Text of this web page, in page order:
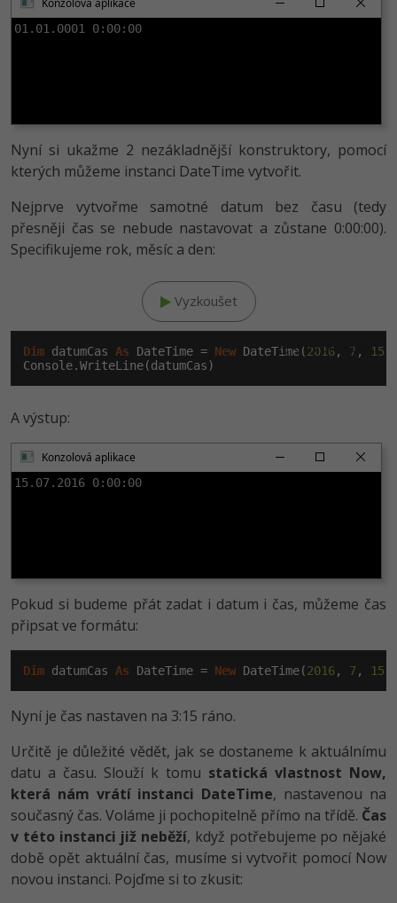
Kryptoměny -25%
Copywriting -30%
MS Office -80%
Google Dokumenty
Time management
Windows
Kybernetická bezpečnost
Adobe XD
Blender -80%
Inkscape
Fotografování -80%
Video
Konzolová aplikace
01.01.0001 0:00:00
Nyní si ukažme 2 nezákladnější konstruktory, pomocí
kterých můžeme instanci DateTime vytvořit.
Nejprve vytvořme samotné datum bez času (tedy
přesněji čas se nebude nastavovat a zůstane 0:00:00).
Specifikujeme rok, měsíc a den:
Vyzkoušet
Klikni pro editaci
Dim datumCas As DateTime = New DateTime( 2016, 7 , 15
A výstup:
Konzolová aplikace
15.07.2016 0:00:00
Pokud si budeme přát zadat i datum i čas, můžeme čas
připsat ve formátu:
Dim datumCas As DateTime = New DateTime(2016, 7 , 15
Nyní je čas nastaven na 3:15 ráno.
Určitě je důležité vědět, jak se dostaneme k aktuálnímu
datu a času. Slouží k tomu statická vlastnost Now,
která nám vrátí instanci DateTime, nastavenou na
současný čas. Voláme ji pochopitelně přímo na třídě. Čas
v této instanci již neběží, když potřebujeme po nějaké
době opět aktuální čas, musíme si vytvořit pomocí Now
novou instanci. Pojďme si to zkusit: